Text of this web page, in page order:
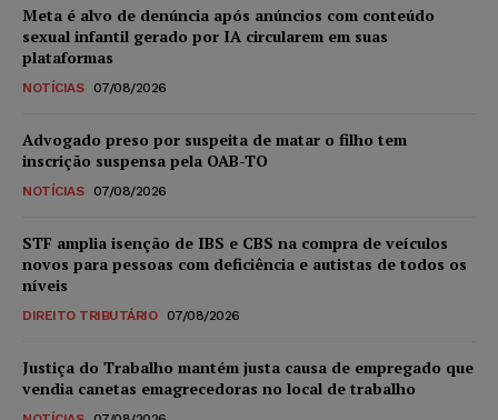
Meta é alvo de denúncia após anúncios com conteúdo
sexual infantil gerado por IA circularem em suas
plataformas
NOTÍCIAS 07/08/2026
Advogado preso por suspeita de matar o filho tem
inscrição suspensa pela OAB-TO
NOTÍCIAS 07/08/2026
STF amplia isenção de IBS e CBS na compra de veículos
novos para pessoas com deficiência e autistas de todos os
níveis
DIREITO TRIBUTÁRIO 07/08/2026
Justiça do Trabalho mantém justa causa de empregado que
vendia canetas emagrecedoras no local de trabalho